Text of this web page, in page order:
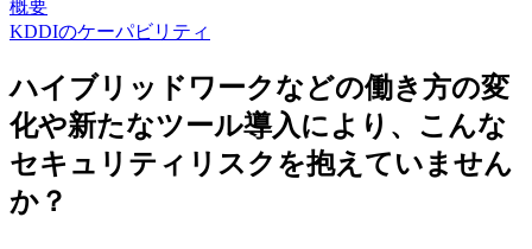
概要
KDDIのケーパビリティ
ハイブリッドワークなどの働き方の変
化や新たなツール導入により、こんな
セキュリティリスクを抱えていません
か？